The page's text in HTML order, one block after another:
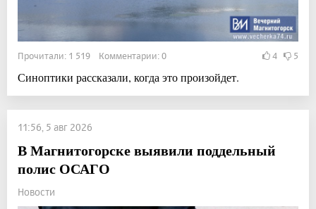
Прочитали: 1 519 Комментарии: 0 4 5
Синоптики рассказали, когда это произойдет.
11:56, 5 авг 2026
В Магнитогорске выявили поддельный
полис ОСАГО
Новости